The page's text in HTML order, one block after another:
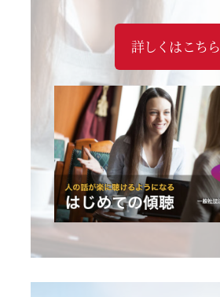
詳しくはこちら